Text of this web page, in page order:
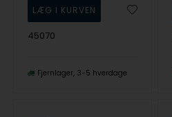
45070
Fjernlager 3-5 hverdage